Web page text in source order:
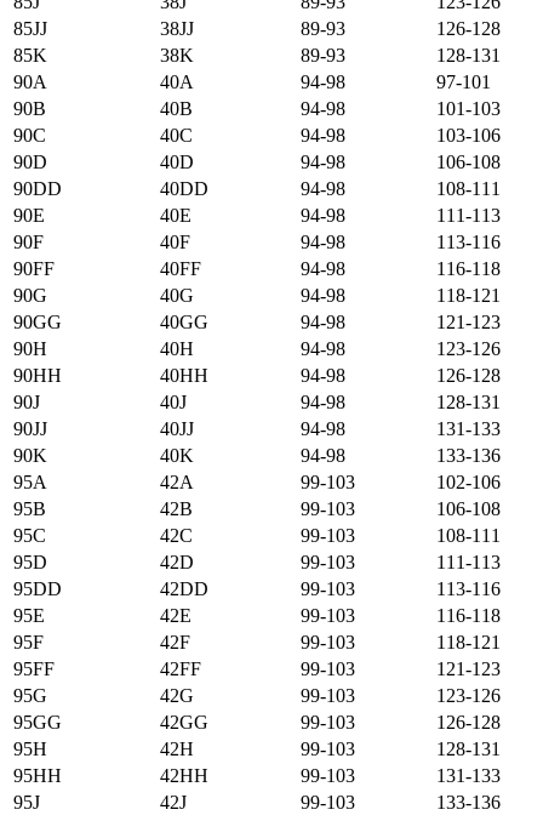
85JJ
38JJ 89-93
126-128
85K
38K 89-93
128-131
90А
40А 94-98
97-101
90B
40B 94-98
101-103
90C
40C 94-98
103-106
90D
40D 94-98
106-108
90DD
40DD 94-98
108-111
90E
40E 94-98
111-113
90F
40F 94-98
113-116
90FF
40FF 94-98
116-118
90G
40G 94-98
118-121
90GG
40GG 94-98
121-123
90H
40H 94-98
123-126
90HH
40HH 94-98
126-128
90J
40J 94-98
128-131
90JJ
40JJ 94-98
131-133
90K
40K 94-98
133-136
95А
42А 99-103
102-106
95B
42B 99-103
106-108
95C
42C 99-103
108-111
95D
42D 99-103
111-113
95DD
42DD 99-103
113-116
95E
42E 99-103
116-118
95F
42F 99-103
118-121
95FF
42FF 99-103
121-123
95G
42G 99-103
123-126
95GG
42GG 99-103
126-128
95H
42H 99-103
128-131
95HH
42HH 99-103
131-133
95J
42J 99-103
133-136